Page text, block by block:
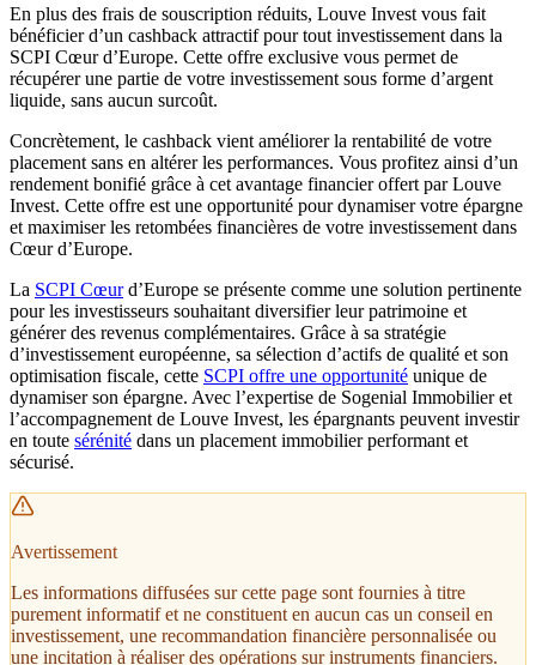
En plus des frais de souscription réduits, Louve Invest vous fait
bénéficier d’un cashback attractif pour tout investissement dans la
SCPI Cœur d’Europe. Cette offre exclusive vous permet de
récupérer une partie de votre investissement sous forme d’argent
liquide, sans aucun surcoût.
Concrètement, le cashback vient améliorer la rentabilité de votre
placement sans en altérer les performances. Vous profitez ainsi d’un
rendement bonifié grâce à cet avantage financier offert par Louve
Invest. Cette offre est une opportunité pour dynamiser votre épargne
et maximiser les retombées financières de votre investissement dans
Cœur d’Europe.
La SCPI Cœurd’Europe se présente comme une solution pertinente
pour les investisseurs souhaitant diversifier leur patrimoine et
générer des revenus complémentaires. Grâce à sa stratégie
d’investissement européenne, sa sélection d’actifs de qualité et son
optimisation fiscale, cette SCPI offre une opportunité unique de
dynamiser son épargne. Avec l’expertise de Sogenial Immobilier et
l’accompagnement de Louve Invest, les épargnants peuvent investir
en toute sérénité dans un placement immobilier performant et
sécurisé.
Avertissement
Les informations diffusées sur cette page sont fournies à titre
purement informatif et ne constituent en aucun cas un conseil en
investissement, une recommandation financière personnalisée ou
une incitation à réaliser des opérations sur instruments financiers.